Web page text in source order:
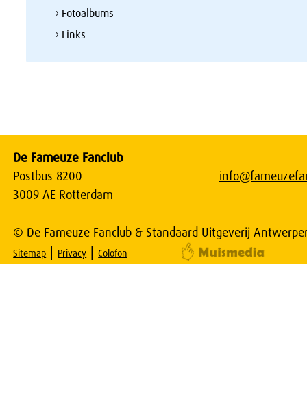
› Fotoalbums
› Links
De Fameuze Fanclub
Postbus 8200
3009 AE Rotterdam
© De Fameuze Fanclub & Standaard Uitgeverij
Sitemap | Privacy |Colofon